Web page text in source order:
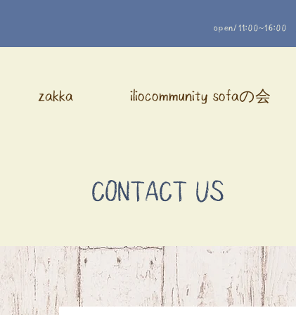
open/11:00~16:00
zakka iliocommunity sofaの会
CONTACT US